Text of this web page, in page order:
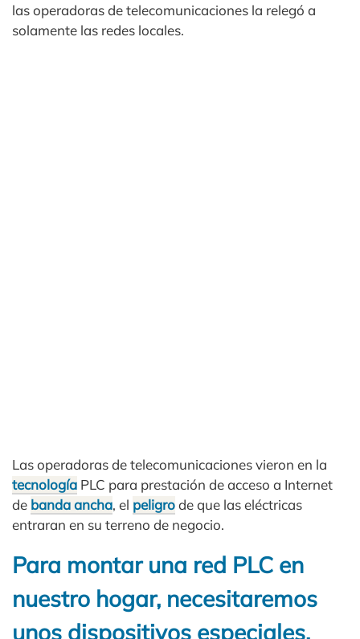
las operadoras de telecomunicaciones la relegó a
solamente las redes locales.
Las operadoras de telecomunicaciones vieron en la
tecnología PLC para prestación de acceso a Internet
de banda ancha, el peligrode que las eléctricas
entraran en su terreno de negocio.
Para montar una red PLC en
nuestro hogar, necesitaremos
unos dispositivos especiales,